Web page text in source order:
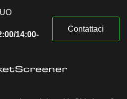
14:00-
Contattaci